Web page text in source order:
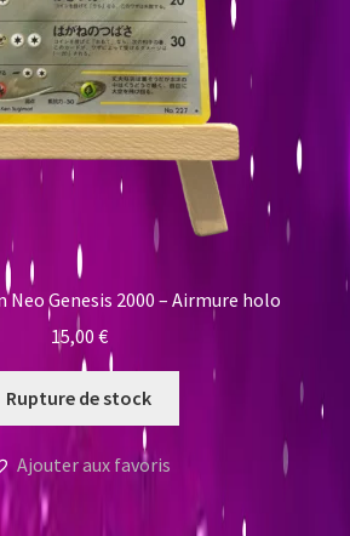
Neo Genesis 2000 – Airmure holo
15,00 €
Rupture de stock
Ajouter aux favoris